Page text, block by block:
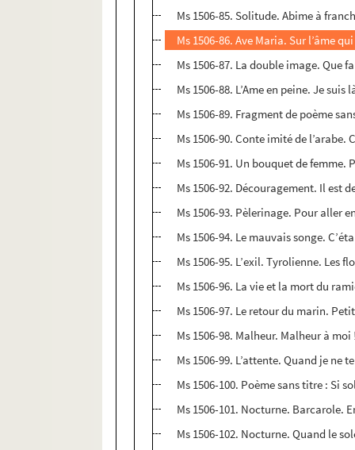
Ms 1506-85. Solitude. Abime à
Ms 1506-86. Ave Maria. Sur l’âme
Ms 1506-87. La double image. Que
Ms 1506-88. L’Ame en peine. Je
Ms 1506-89. Fragment de poème
Ms 1506-90. Conte imité de l’arabe.
Ms 1506-91. Un bouquet de femme.
Ms 1506-92. Découragement. Il est
Ms 1506-93. Pèlerinage. Pour aller
Ms 1506-94. Le mauvais songe.
Ms 1506-95. L’exil. Tyrolienne. Les
Ms 1506-96. La vie et la mort du
Ms 1506-97. Le retour du marin.
Ms 1506-98. Malheur. Malheur à
Ms 1506-99. L’attente. Quand je ne
Ms 1506-100. Poème sans titre : Si
Ms 1506-101. Nocturne. Barcarole.
Ms 1506-102. Nocturne. Quand le